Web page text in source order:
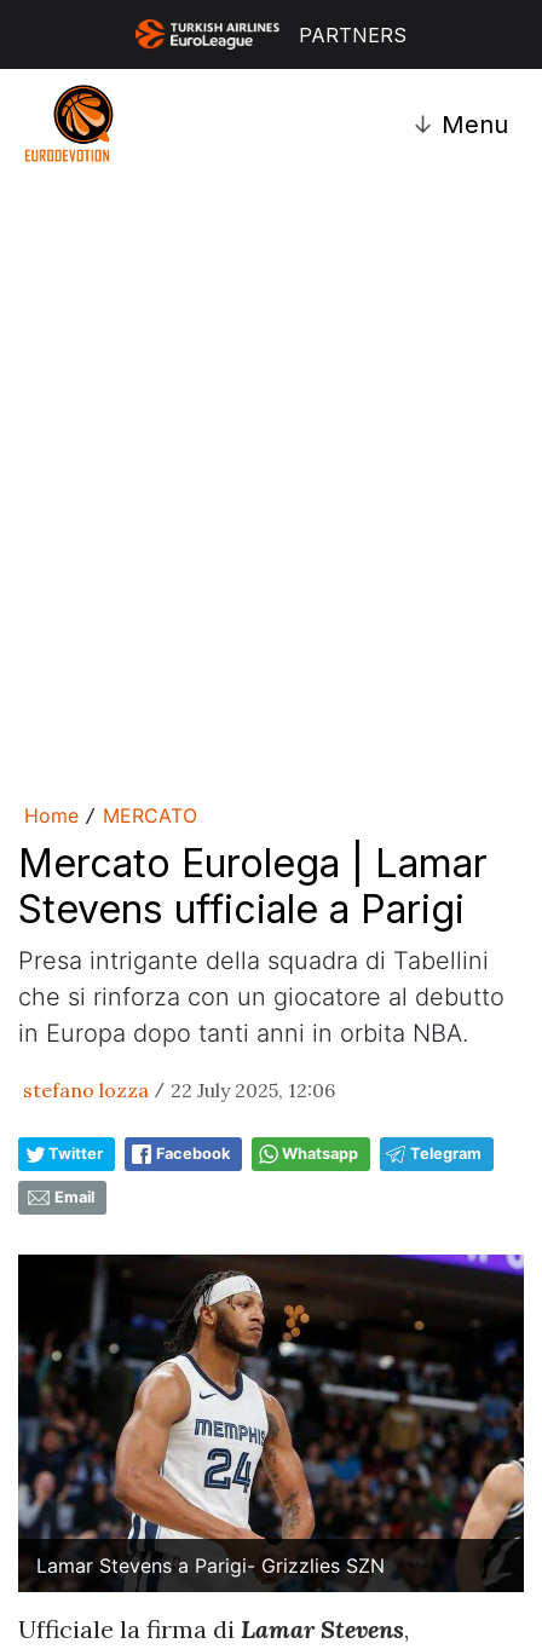
PARTNERS
↓ Menu
Home / MERCATO
Mercato Eurolega | Lamar
Stevens ufficiale a Parigi
Presa intrigante della squadra di Tabellini
che si rinforza con un giocatore al debutto
in Europa dopo tanti anni in orbita NBA.
stefano lozza / 22 July 2025, 12:06
Twitter Facebook Whatsapp Telegram
Email
Lamar Stevens a Parigi- Grizzlies SZN
Ufficiale la firma di Lamar Stevens,